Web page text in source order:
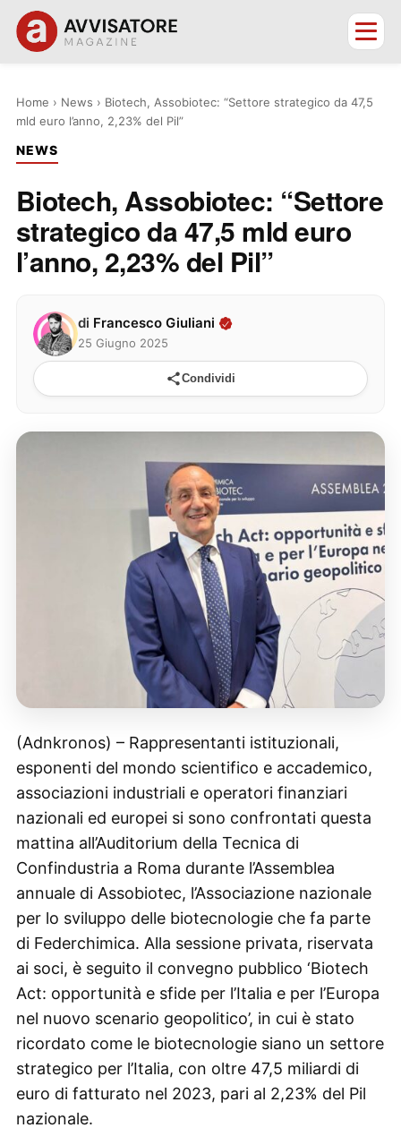
Home › News › Biotech, Assobiotec: “Settore strategico da 47,5
mld euro l’anno, 2,23% del Pil”
NEWS
Biotech, Assobiotec: “Settore
strategico da 47,5 mld euro
l’anno, 2,23% del Pil”
di Francesco Giuliani
25 Giugno 2025
Condividi
(Adnkronos) – Rappresentanti istituzionali,
esponenti del mondo scientifico e accademico,
associazioni industriali e operatori finanziari
nazionali ed europei si sono confrontati questa
mattina all’Auditorium della Tecnica di
Confindustria a Roma durante l’Assemblea
annuale di Assobiotec, l’Associazione nazionale
per lo sviluppo delle biotecnologie che fa parte
di Federchimica. Alla sessione privata, riservata
ai soci, è seguito il convegno pubblico ‘Biotech
Act: opportunità e sfide per l’Italia e per l’Europa
nel nuovo scenario geopolitico’, in cui è stato
ricordato come le biotecnologie siano un settore
strategico per l’Italia, con oltre 47,5 miliardi di
euro di fatturato nel 2023, pari al 2,23% del Pil
nazionale.